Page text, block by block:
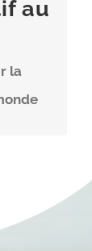
au
la
dans